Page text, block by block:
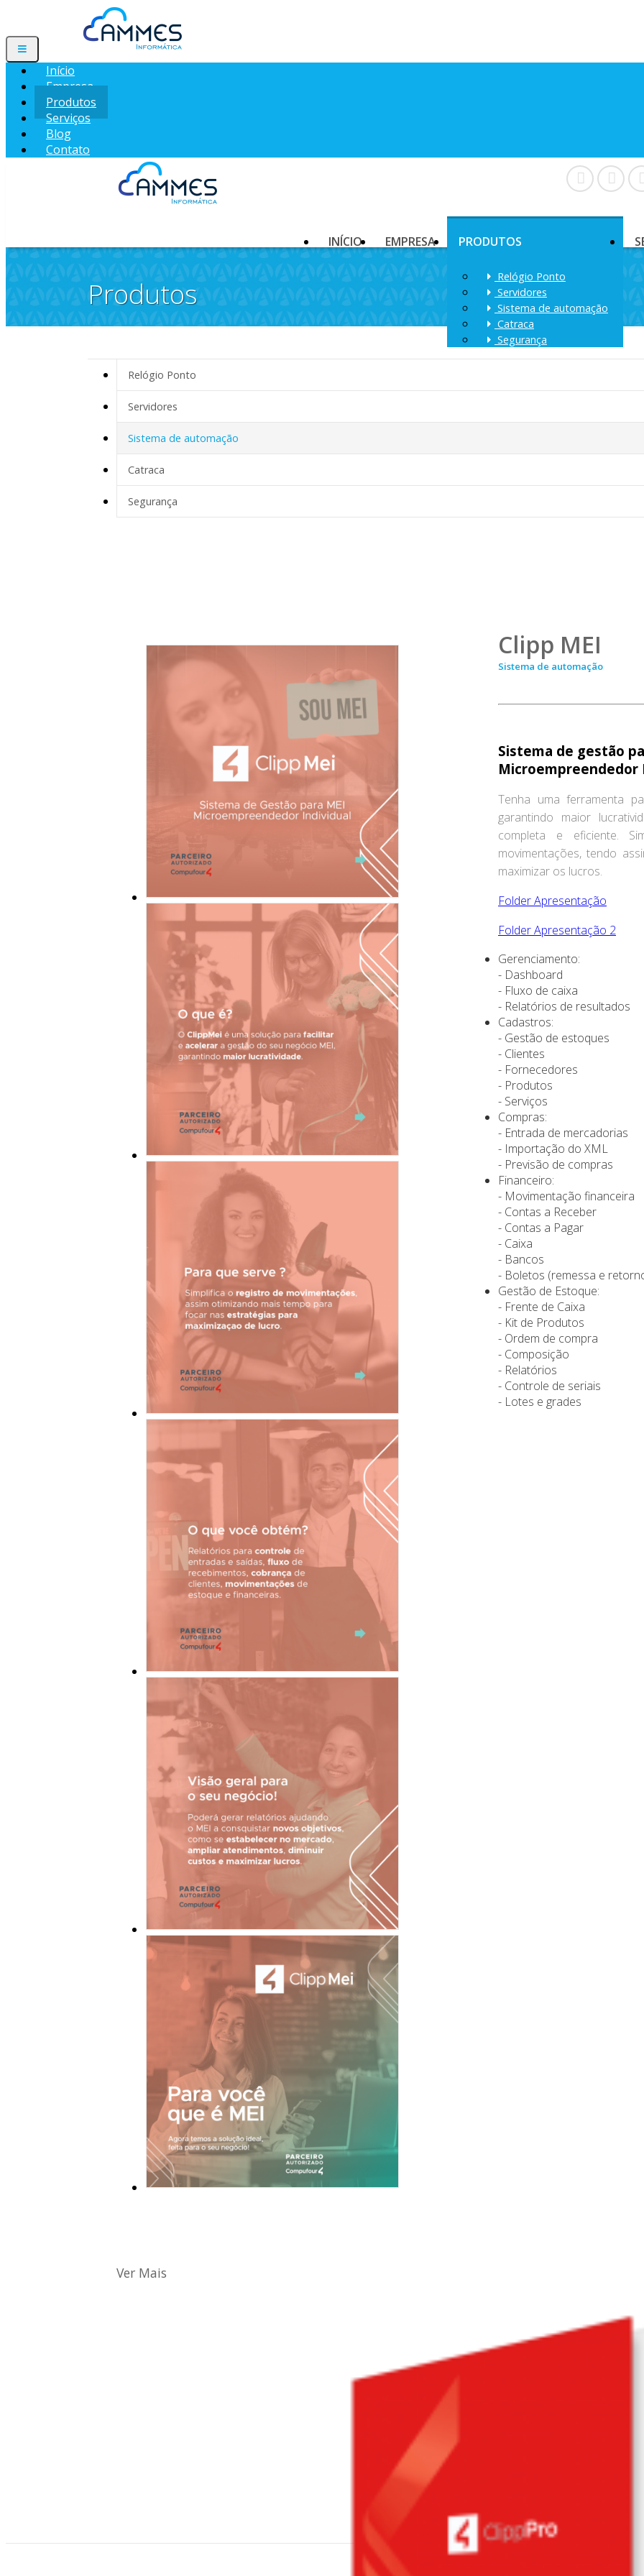
Início
Empresa
Produtos
Serviços
Blog
Contato
INÍCIO EMPRESA PRODUTOS
Relógio Ponto
Servidores
Sistema de automação
Catraca
Segurança
Produtos
Relógio Ponto
Servidores
Sistema de automação
Catraca
Segurança
Clipp MEI
Sistema de automação
Sistema de gestão
Microempreendedor
Tenha uma ferramenta
garantindo maior
completa e eficiente.
movimentações, tendo
maximizar os lucros.
Folder Apresentação
Folder Apresentação 2
Gerenciamento:
- Dashboard
- Fluxo de caixa
- Relatórios de resultados
Cadastros:
- Gestão de estoques
- Clientes
- Fornecedores
- Produtos
- Serviços
Compras:
- Entrada de mercadorias
- Importação do XML
- Previsão de compras
Financeiro:
- Movimentação financeira
- Contas a Receber
- Contas a Pagar
- Caixa
- Bancos
- Boletos (remessa e
Gestão de Estoque:
- Frente de Caixa
- Kit de Produtos
- Ordem de compra
- Composição
- Relatórios
- Controle de seriais
- Lotes e grades
Ver Mais